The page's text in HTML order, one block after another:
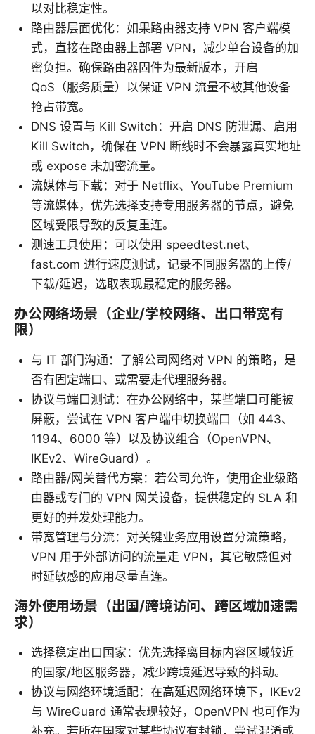
以对比稳定性。
路由器层面优化：如果路由器支持 VPN 客户端模
式，直接在路由器上部署 VPN，减少单台设备的加
密负担。确保路由器固件为最新版本，开启
QoS（服务质量）以保证 VPN 流量不被其他设备
抢占带宽。
DNS 设置与 Kill Switch：开启 DNS 防泄漏、启用
Kill Switch，确保在 VPN 断线时不会暴露真实地址
或 expose 未加密流量。
流媒体与下载：对于 Netflix、YouTube Premium
等流媒体，优先选择支持专用服务器的节点，避免
区域受限导致的反复重连。
测速工具使用：可以使用 speedtest.net、
fast.com 进行速度测试，记录不同服务器的上传/
下载/延迟，选取表现最稳定的服务器。
办公网络场景（企业/学校网络、出口带宽有
限）
与 IT 部门沟通：了解公司网络对 VPN 的策略，是
否有固定端口、或需要走代理服务器。
协议与端口测试：在办公网络中，某些端口可能被
屏蔽，尝试在 VPN 客户端中切换端口（如 443、
1194、6000 等）以及协议组合（OpenVPN、
IKEv2、WireGuard）。
路由器/网关替代方案：若公司允许，使用企业级路
由器或专门的 VPN 网关设备，提供稳定的 SLA 和
更好的并发处理能力。
带宽管理与分流：对关键业务应用设置分流策略，
VPN 用于外部访问的流量走 VPN，其它敏感但对
时延敏感的应用尽量直连。
海外使用场景（出国/跨境访问、跨区域加速需
求）
选择稳定出口国家：优先选择离目标内容区域较近
的国家/地区服务器，减少跨境延迟导致的抖动。
协议与网络环境适配：在高延迟网络环境下，IKEv2
与 WireGuard 通常表现较好，OpenVPN 也可作为
补充。若所在国家对某些协议有封锁，尝试混淆或